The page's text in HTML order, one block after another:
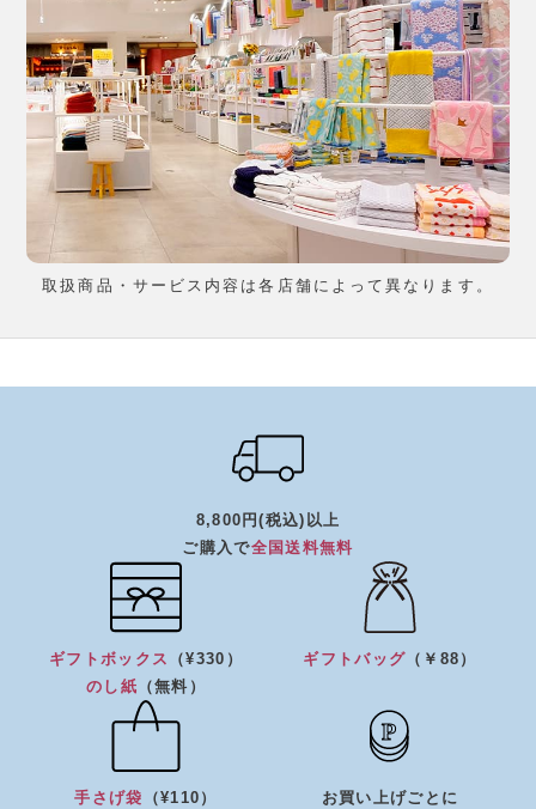
取扱商品・サービス内容は各店舗によって異なります。
8,800円(税込)以上
ご購入で全国送料無料
ギフトボックス
（¥330）
のし紙 （無料）
ギフトバッグ （￥88）
手さげ袋
（¥110）
お買い上げごとに